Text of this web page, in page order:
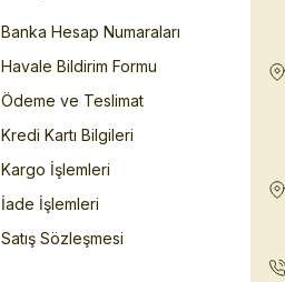
Banka Hesap Numaraları
Havale Bildirim Formu
Ödeme ve Teslimat
Kredi Kartı Bilgileri
Kargo İşlemleri
İade İşlemleri
Satış Sözleşmesi